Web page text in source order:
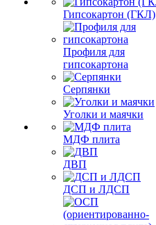
Гипсокартон (ГКЛ)
Профиля для
гипсокартона
Серпянки
Уголки и маячки
МДФ плита
ДВП
ДСП и ЛДСП